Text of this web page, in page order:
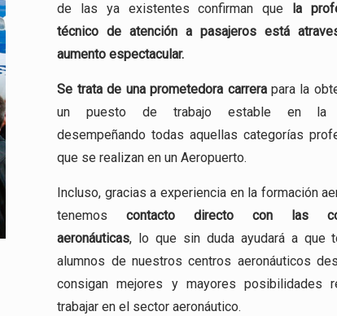
de las ya existentes confirman que
la
técnico de atención a pasajeros está
aumento espectacular.
Se trata de unaprometedora carrerapara la
un puesto de trabajo estable en la
desempeñando todas aquellas categorías
que se realizan en un Aeropuerto.
Incluso, gracias a experiencia en la formación
tenemoscontacto directo con las
aeronáuticas, lo que sin duda ayudará a que
alumnos de nuestros centros aeronáuticos
consigan mejores y mayores posibilidades
trabajar en el sector aeronáutico.